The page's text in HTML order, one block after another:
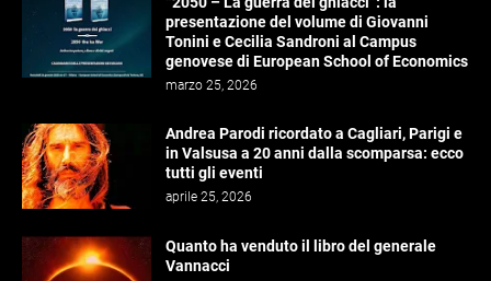
presentazione del volume di Giovanni
Tonini e Cecilia Sandroni al Campus
genovese di European School of Economics
marzo 25, 2026
Andrea Parodi ricordato a Cagliari, Parigi e
in Valsusa a 20 anni dalla scomparsa: ecco
tutti gli eventi
aprile 25, 2026
Quanto ha venduto il libro del generale
Vannacci